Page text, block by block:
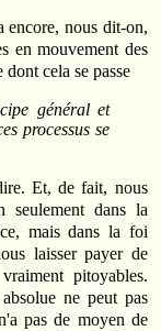
encore, nous dit-on,
en mouvement des
cela se passe
général et
processus se
Et, de fait, nous
seulement dans la
mais dans la foi
laisser payer de
pitoyables.
ne peut pas
pas de moyen de